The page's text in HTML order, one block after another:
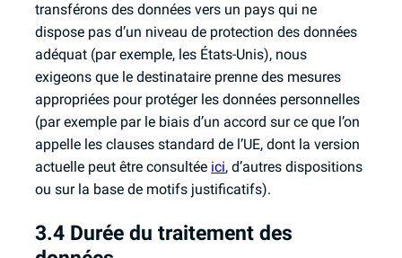
transférons des données vers un pays qui ne
dispose pas d’un niveau de protection des données
adéquat (par exemple, les États-Unis), nous
exigeons que le destinataire prenne des mesures
appropriées pour protéger les données personnelles
(par exemple par le biais d’un accord sur ce que l’on
appelle les clauses standard de l’UE, dont la version
actuelle peut être consultée ici, d’autres dispositions
ou sur la base de motifs justificatifs).
3.4 Durée du traitement des